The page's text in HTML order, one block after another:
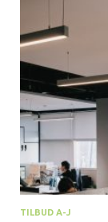
TILBUD A-J